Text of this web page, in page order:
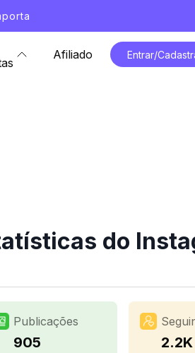
Afiliado Entrar/
do
Publicações
905 2.2K